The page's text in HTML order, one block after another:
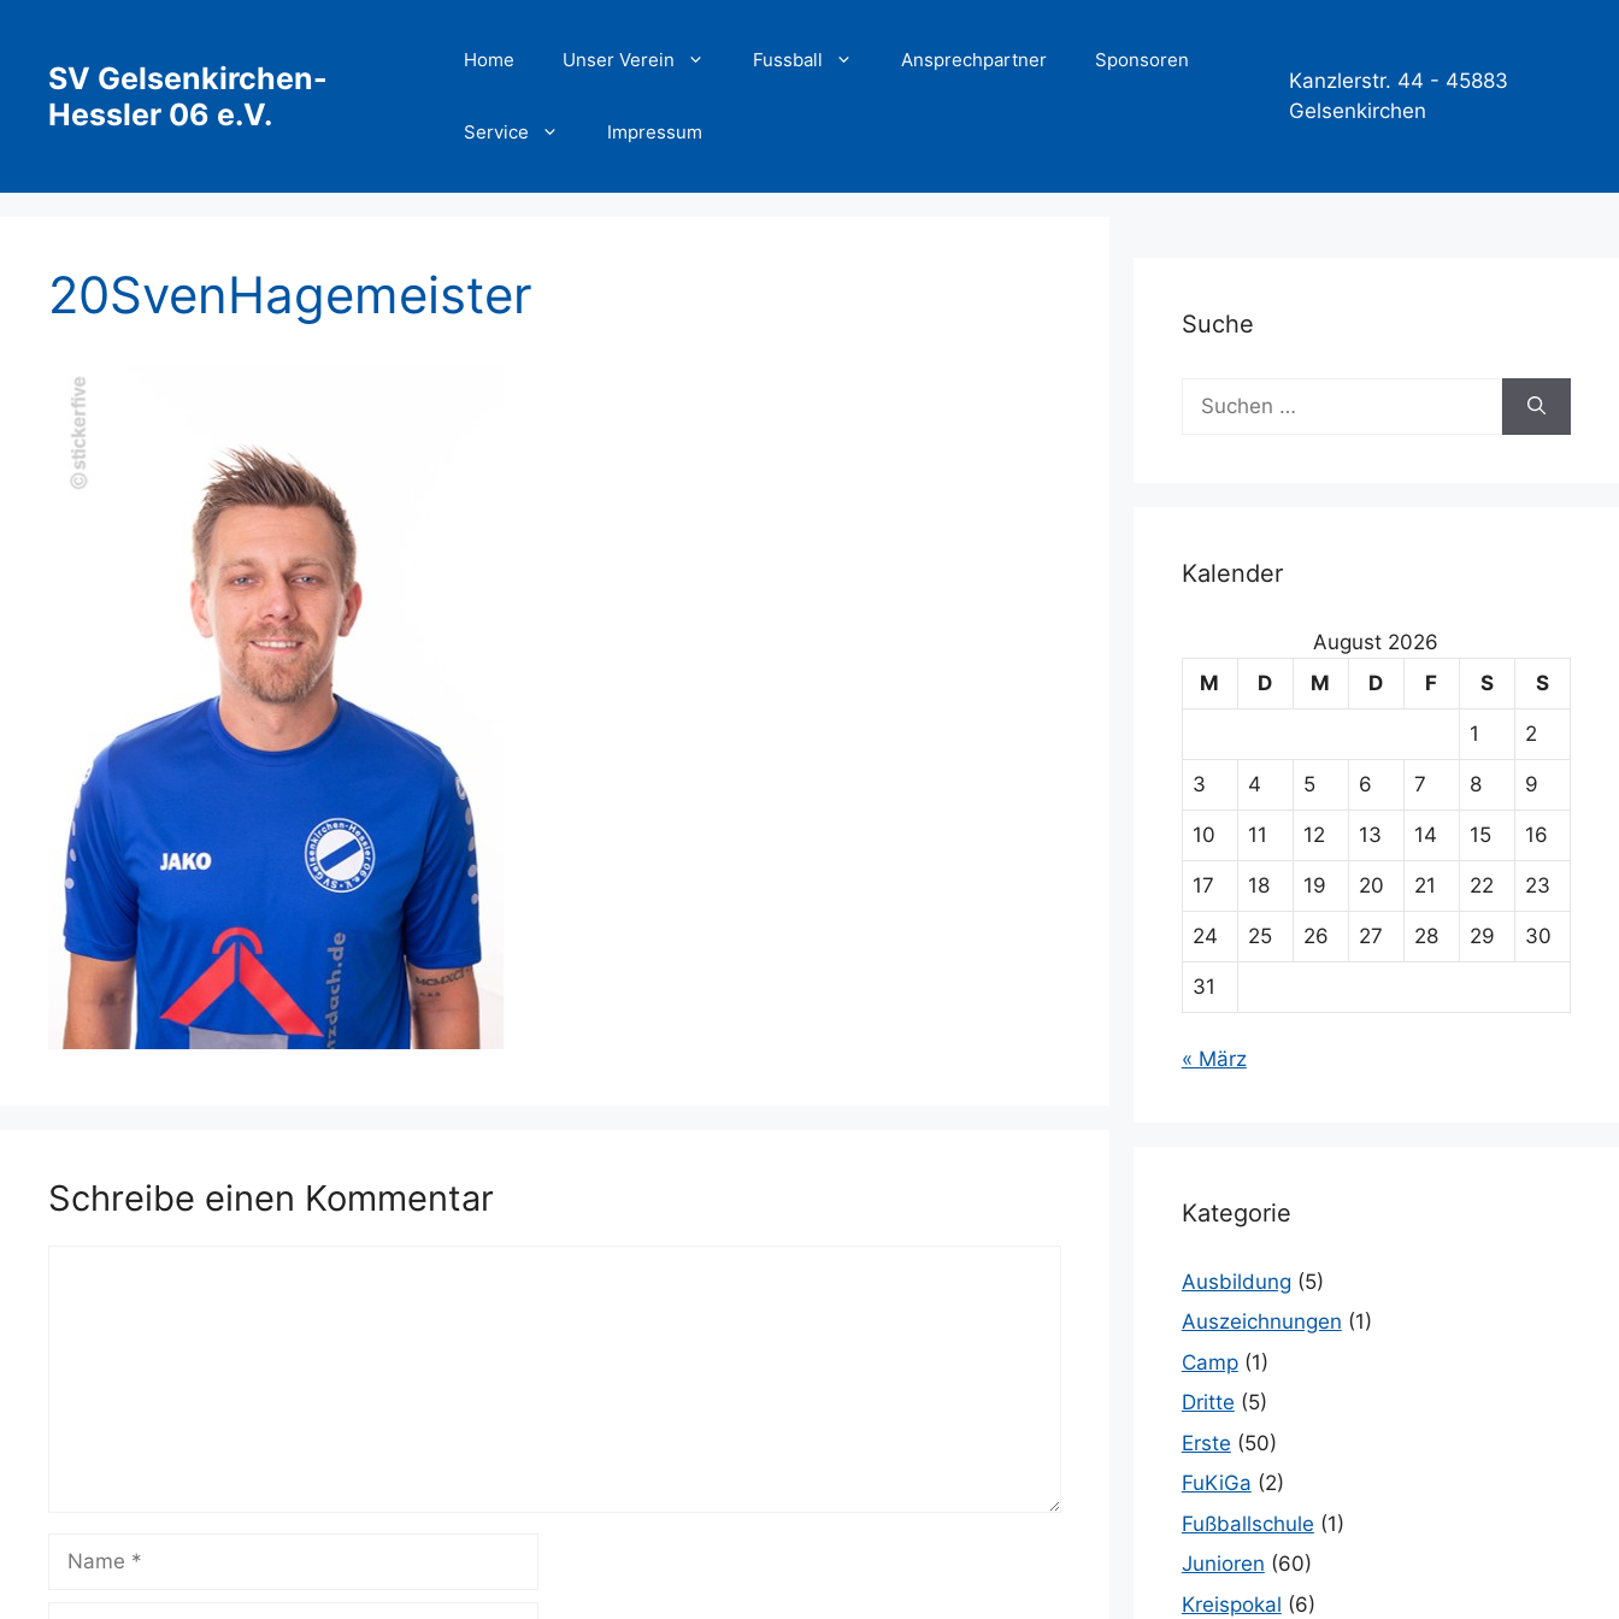
springenSV Gelsenkirchen-
Hessler 06 e.V.
Home Unser Verein Fussball Ansprechpartner Sponsoren
Service Impressum
Kanzlerstr. 44 - 45883
Gelsenkirchen
20SvenHagemeister
Schreibe einen Kommentar
Name
Suche
Suchen
nach:
Kalender
August 2026
M
D M D F S S
1 2
3 4 5 6 7 8 9
10 11 12 13 14 15 16
17 18 19 20 21 22 23
24 25 26 27 28 29 30
31
« März
Kategorie
Ausbildung (5)
Auszeichnungen (1)
Camp(1)
Dritte (5)
Erste (50)
FuKiGa (2)
Fußballschule (1)
Junioren (60)
Kreispokal (6)